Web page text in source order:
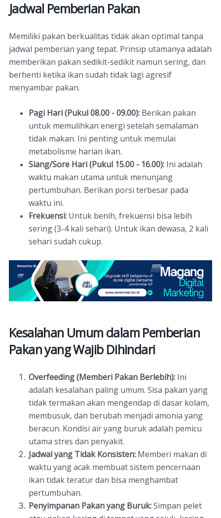
Jadwal Pemberian Pakan
Memiliki pakan berkualitas tidak akan optimal tanpa
jadwal pemberian yang tepat. Prinsip utamanya adalah
memberikan pakan sedikit-sedikit namun sering, dan
berhenti ketika ikan sudah tidak lagi agresif
menyambar pakan.
Pagi Hari (Pukul 08.00 - 09.00): Berikan pakan
untuk memulihkan energi setelah semalaman
tidak makan. Ini penting untuk memulai
metabolisme harian ikan.
Siang/Sore Hari (Pukul 15.00 - 16.00): Ini adalah
waktu makan utama untuk menunjang
pertumbuhan. Berikan porsi terbesar pada
waktu ini.
Frekuensi: Untuk benih, frekuensi bisa lebih
sering (3-4 kali sehari). Untuk ikan dewasa, 2 kali
sehari sudah cukup.
Kesalahan Umum dalam Pemberian
Pakan yang Wajib Dihindari
Overfeeding (Memberi Pakan Berlebih): Ini
adalah kesalahan paling umum. Sisa pakan yang
tidak termakan akan mengendap di dasar kolam,
membusuk, dan berubah menjadi amonia yang
beracun. Kondisi air yang buruk adalah pemicu
utama stres dan penyakit.
Jadwal yang Tidak Konsisten: Memberi makan di
waktu yang acak membuat sistem pencernaan
ikan tidak teratur dan bisa menghambat
pertumbuhan.
Penyimpanan Pakan yang Buruk:Simpan pelet